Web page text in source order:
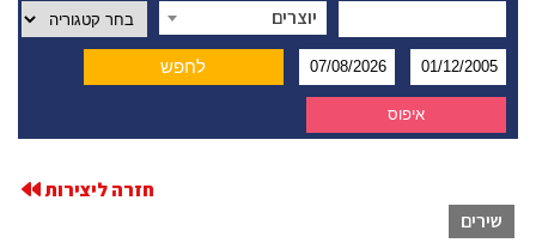
יוצרים
חזרה ליצירות
שירים